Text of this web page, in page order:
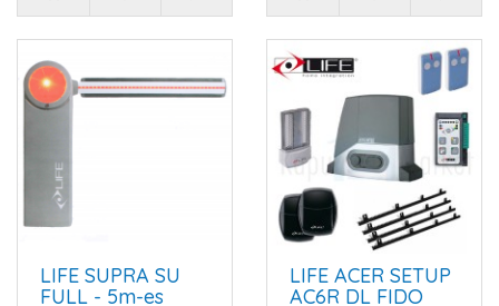
LIFE SUPRA SU
FULL - 5m-es
LIFE ACER SETUP
AC6R DL FIDO